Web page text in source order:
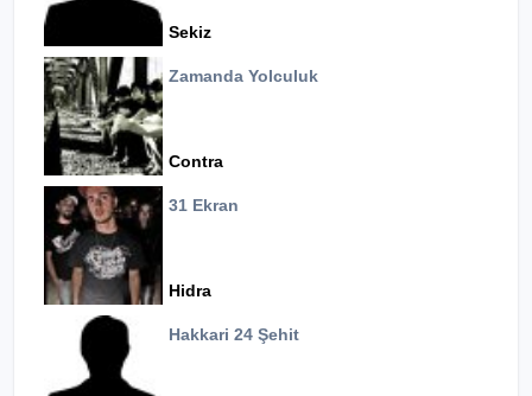
Sekiz
Zamanda Yolculuk
Contra
31 Ekran
Hidra
Hakkari 24 Şehit